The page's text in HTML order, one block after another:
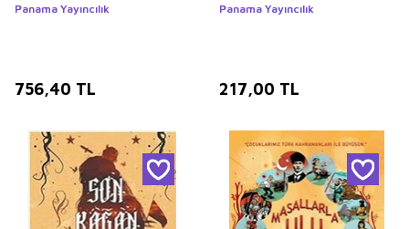
Panama Yayıncılık
756,40 TL
Panama Yayıncılık
217,00 TL